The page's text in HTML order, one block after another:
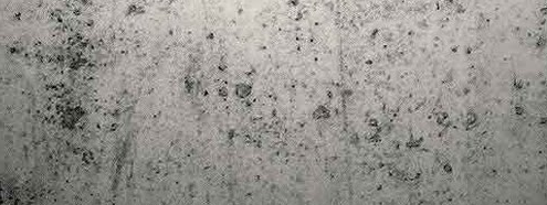
JUL
7
Club de lectura de còmics: estiu de 2024
Arriba l'estiu i amb ell una nova edició del club de lectura per passar
aquests mesos de calor. En aquesta nova edició farem dues lectures: una
al juliol i l'altre al setembre!
Com és habitual, les inscripcions es formalitzen a la Biblioteca Pública de
Tarragona i les lectures es podran llegir en edició digital.